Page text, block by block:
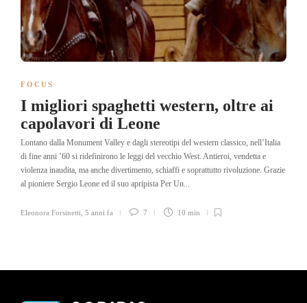
FOCUS
I migliori spaghetti western, oltre ai
capolavori di Leone
Lontano dalla Monument Valley e dagli stereotipi del western classico, nell’Italia
di fine anni ’60 si ridefinirono le leggi del vecchio West. Antieroi, vendetta e
violenza inaudita, ma anche divertimento, schiaffi e soprattutto rivoluzione. Grazie
al pioniere Sergio Leone ed il suo apripista Per Un...
Eleonora Forsinetti 5 anni fa 7 10 min